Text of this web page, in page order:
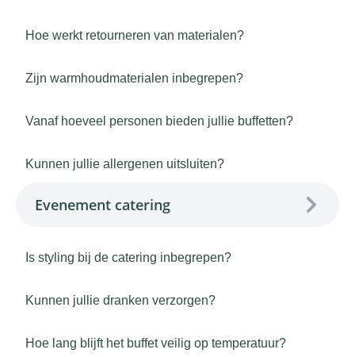
Hoe werkt retourneren van materialen?
Zijn warmhoudmaterialen inbegrepen?
Vanaf hoeveel personen bieden jullie buffetten?
Kunnen jullie allergenen uitsluiten?
Evenement catering
Is styling bij de catering inbegrepen?
Kunnen jullie dranken verzorgen?
Hoe lang blijft het buffet veilig op temperatuur?